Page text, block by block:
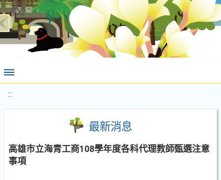
校
:::
最新消息
高雄市立海青工商108學年度各科代理教師甄選注意
事項